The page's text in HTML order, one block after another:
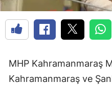
MHP Kahramanmaraş
Kahramanmaraş ve